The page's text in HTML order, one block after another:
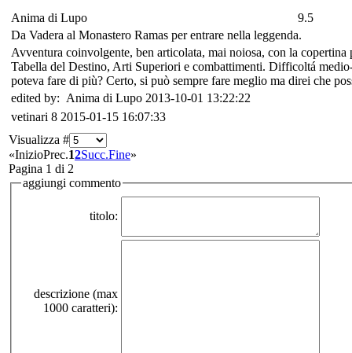
Anima di Lupo
9.5
Da Vadera al Monastero Ramas per entrare nella leggenda.
Avventura coinvolgente, ben articolata, mai noiosa, con la
Tabella del Destino, Arti Superiori e combattimenti. Difficoltá
poteva fare di più? Certo, si può sempre fare meglio ma direi che
edited by: Anima di Lupo 2013-10-01 13:22:22
vetinari 8 2015-01-15 16:07:33
Visualizza #
«InizioPrec.12Succ.Fine»
Pagina 1 di 2
aggiungi commento
titolo:
descrizione (max
1000 caratteri):